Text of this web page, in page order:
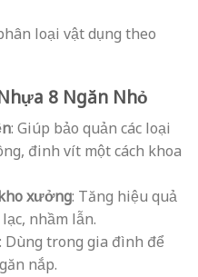
loại vật dụng theo
8 Ngăn Nhỏ
: Giúp bảo quản các loại
đinh vít một cách khoa
xưởng: Tăng hiệu quả
nhầm lẫn.
: Dùng trong gia đình để
nắp.